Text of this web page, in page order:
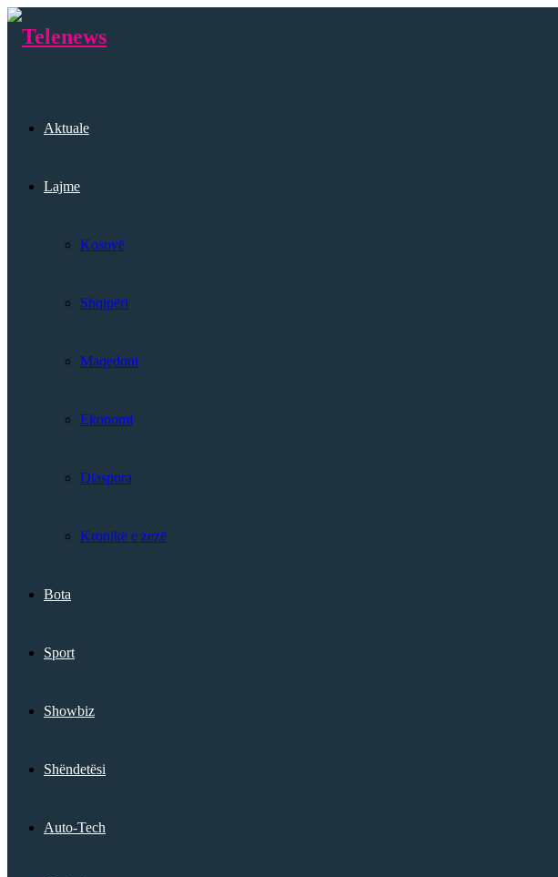
Aktuale
Lajme
Kosovë
Shqipëri
Maqedoni
Ekonomi
Diaspora
Kronikë e zezë
Bota
Sport
Showbiz
Shëndetësi
Auto-Tech